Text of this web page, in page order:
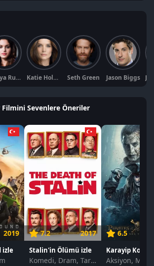
Odeya Rush Katie Holmes Seth Green Jason Biggs
Sevenlere Öneriler
2019
izle
7.2 2017
Stalin'in Ölümü izle
Komedi, Dram, Tarih
6.5